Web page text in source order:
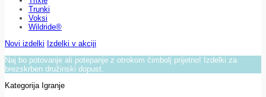
Trunki
Voksi
Wildride®
Novi izdelki Izdelki v akciji
Naj bo potovanje ali potepanje z otrokom čimbolj prijetno! Izdelki za
brezskrben družinski dopust.
Kategorija Igranje